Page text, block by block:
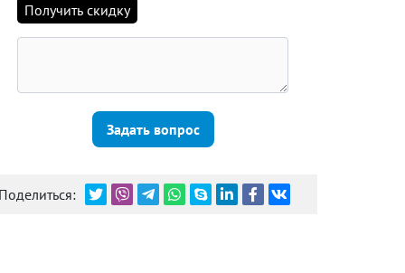
Получить скидку
Задать вопрос